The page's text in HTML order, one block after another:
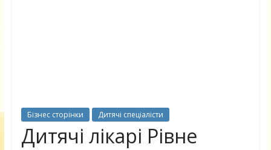
Бізнес сторінки Дитячі спеціалісти
Дитячі лікарі Рівне